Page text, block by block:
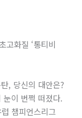
고화질 ‘통티비
, 당신의 대안은?
이 번쩍 떠졌다.
챔피언스리그